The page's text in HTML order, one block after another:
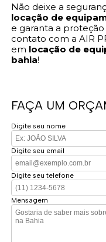
Não deixe a
locação de
e garanta a
contato com a AIR
em locação de
bahia!
FAÇA UM
Digite seu nome
Digite seu email
Digite seu telefone
Mensagem